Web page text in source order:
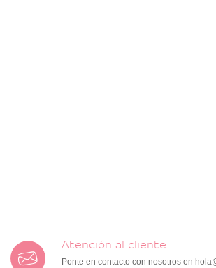
Atención al cliente
Ponte en contacto con nosotros en